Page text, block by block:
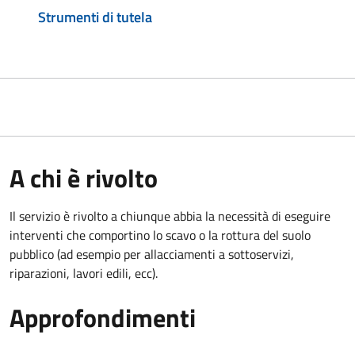
Strumenti di tutela
A chi è rivolto
Il servizio è rivolto a chiunque abbia la necessità di eseguire
interventi che comportino lo scavo o la rottura del suolo
pubblico (ad esempio per allacciamenti a sottoservizi,
riparazioni, lavori edili, ecc).
Approfondimenti